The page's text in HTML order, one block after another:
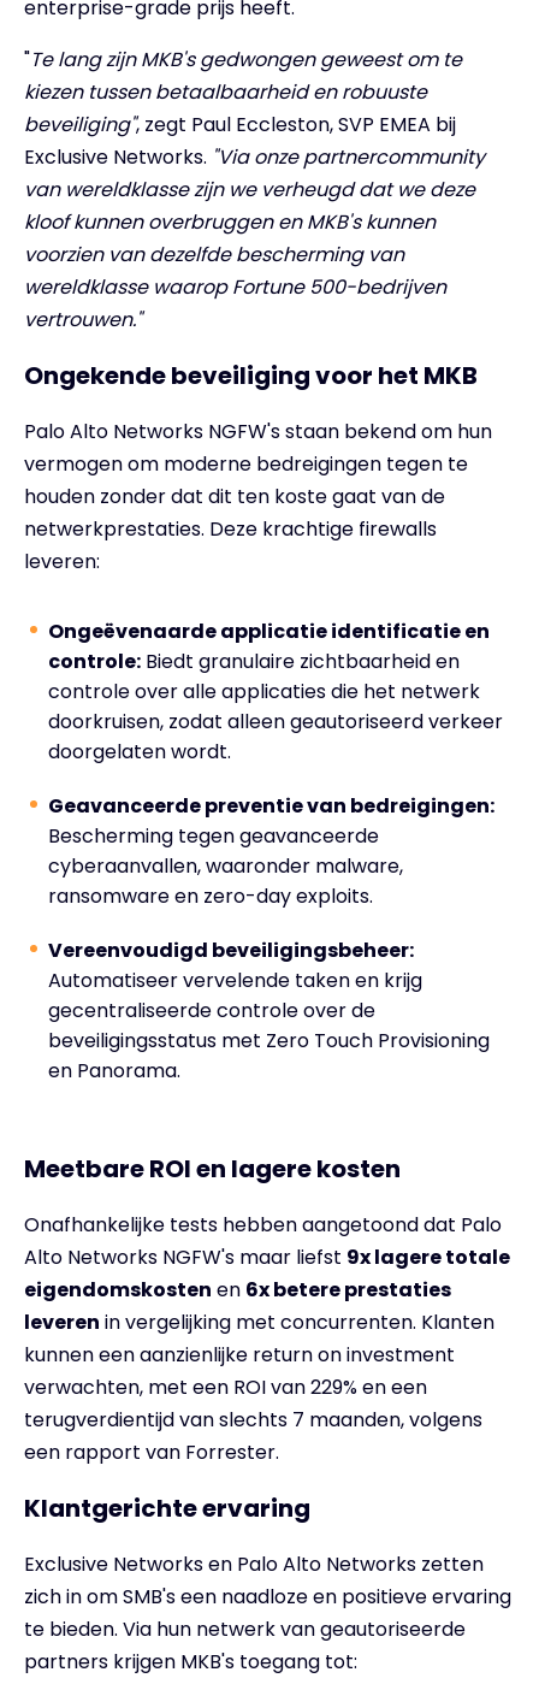
enterprise-grade prijs heeft.
"Te lang zijn MKB's gedwongen geweest om te
kiezen tussen betaalbaarheid en robuuste
beveiliging", zegt Paul Eccleston, SVP EMEA bij
Exclusive Networks. "Via onze partnercommunity
van wereldklasse zijn we verheugd dat we deze
kloof kunnen overbruggen en MKB's kunnen
voorzien van dezelfde bescherming van
wereldklasse waarop Fortune 500-bedrijven
vertrouwen."
Ongekende beveiliging voor het MKB
Palo Alto Networks NGFW's staan bekend om hun
vermogen om moderne bedreigingen tegen te
houden zonder dat dit ten koste gaat van de
netwerkprestaties. Deze krachtige firewalls
leveren:
Ongeëvenaarde applicatie identificatie en
controle: Biedt granulaire zichtbaarheid en
controle over alle applicaties die het netwerk
doorkruisen, zodat alleen geautoriseerd verkeer
doorgelaten wordt.
Geavanceerde preventie van bedreigingen:
Bescherming tegen geavanceerde
cyberaanvallen, waaronder malware,
ransomware en zero-day exploits.
Vereenvoudigd beveiligingsbeheer:
Automatiseer vervelende taken en krijg
gecentraliseerde controle over de
beveiligingsstatus met Zero Touch Provisioning
en Panorama.
Meetbare ROI en lagere kosten
Onafhankelijke tests hebben aangetoond dat Palo
Alto Networks NGFW's maar liefst 9x lagere totale
eigendomskosten en 6x betere prestaties
leveren in vergelijking met concurrenten. Klanten
kunnen een aanzienlijke return on investment
verwachten, met een ROI van 229% en een
terugverdientijd van slechts 7 maanden, volgens
een rapport van Forrester.
Klantgerichte ervaring
Exclusive Networks en Palo Alto Networks zetten
zich in om SMB's een naadloze en positieve ervaring
te bieden. Via hun netwerk van geautoriseerde
partners krijgen MKB's toegang tot: